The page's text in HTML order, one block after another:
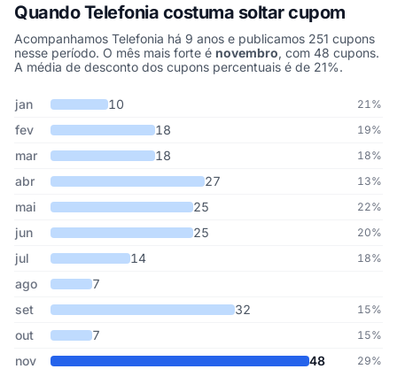
Quando Telefonia costuma soltar cupom
Acompanhamos Telefonia há 9 anos e publicamos 251 cupons
nesse período. O mês mais forte é novembro, com 48 cupons.
A média de desconto dos cupons percentuais é de 21%.
Cupons de Telefonia publicados por mês, somando os últimos 9
Mês Cupons publicados
jan 10 21%
fev 18 19%
mar 18 18%
abr 27 13%
mai 25 22%
jun 25 20%
jul 14 18%
ago
7
set
32 15%
out 7 15%
nov 48 29%